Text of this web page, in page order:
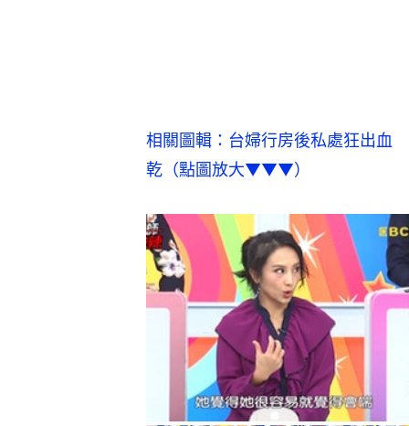
相關圖輯：台婦行房後私處狂出血
乾（點圖放大▼▼▼）